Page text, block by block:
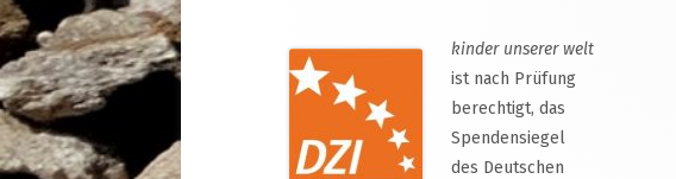
kinder unserer welt
ist nach Prüfung
berechtigt, das
Spendensiegel
des Deutschen